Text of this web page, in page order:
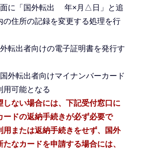
面に「国外転出 年×月△日」と追
の住所の記録を変更する処理を行
転出者向けの電子証明書を発行す
外転出者向けマイナンバーカード
用可能となる
ない場合には、下記受付窓口に
ードの返納手続きが必ず必要で
用または返納手続きをせず、国外
たなカードを申請する場合には、